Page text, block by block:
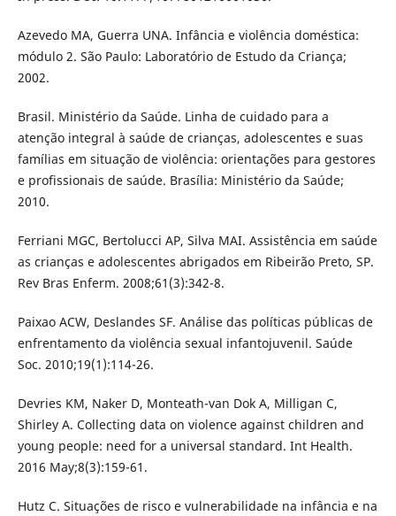
Azevedo MA, Guerra UNA. Infância e violência doméstica:
módulo 2. São Paulo: Laboratório de Estudo da Criança;
2002.
Brasil. Ministério da Saúde. Linha de cuidado para a
atenção integral à saúde de crianças, adolescentes e suas
famílias em situação de violência: orientações para gestores
e profissionais de saúde. Brasília: Ministério da Saúde;
2010.
Ferriani MGC, Bertolucci AP, Silva MAI. Assistência em saúde
as crianças e adolescentes abrigados em Ribeirão Preto, SP.
Rev Bras Enferm. 2008;61(3):342-8.
Paixao ACW, Deslandes SF. Análise das políticas públicas de
enfrentamento da violência sexual infantojuvenil. Saúde
Soc. 2010;19(1):114-26.
Devries KM, Naker D, Monteath-van Dok A, Milligan C,
Shirley A. Collecting data on violence against children and
young people: need for a universal standard. Int Health.
2016 May;8(3):159-61.
Hutz C. Situações de risco e vulnerabilidade na infância e na